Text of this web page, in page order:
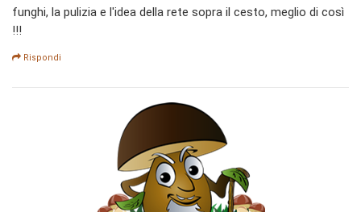
funghi, la pulizia e l'idea della rete sopra il cesto, meglio di così
!!!
Rispondi